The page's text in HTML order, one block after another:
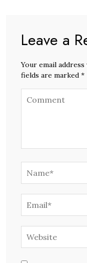
Leave a
Your email
fields are marked *